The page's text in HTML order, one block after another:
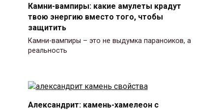
Камни-вампиры: какие амулеты крадут
твою энергию вместо того, чтобы
защитить
Камни-вампиры – это не выдумка параноиков, а
реальность
Александрит: камень-хамелеон с